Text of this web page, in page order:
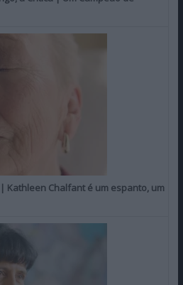
Kathleen Chalfant é um espanto, um